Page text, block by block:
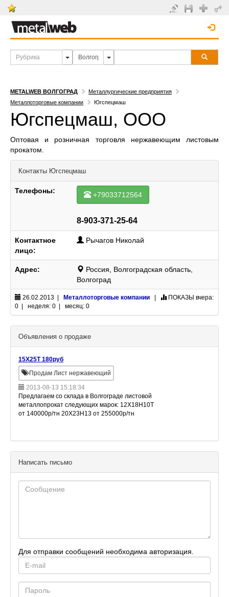
METALWEB ВОЛГОГРАД
Металлургические предприятия
Металлоторговые компании
Югспецмаш
Югспецмаш, ООО
Оптовая и розничная торговля нержавеющим листовым
прокатом.
Контакты Югспецмаш
Телефоны: +79033712564
8-903-371-25-64
Контактное
лицо:
Рычагов Николай
Адрес:
Россия, Волгоградская область,
Волгоград
26.02.2013 | Металлоторговые компании ПОКАЗЫ вчера:
0 | неделя: 0 | месяц: 0
Объявления о продаже
15Х25Т 180руб
Продам Лист нержавеющий
2013-08-13 15:18:34
Предлагаем со склада в Волгограде листовой
металлопрокат следующих марок: 12Х18Н10Т
от 140000р/тн 20Х23Н13 от 255000р/тн
Написать письмо
Для отправки сообщений необходима авторизация.
mail
Password